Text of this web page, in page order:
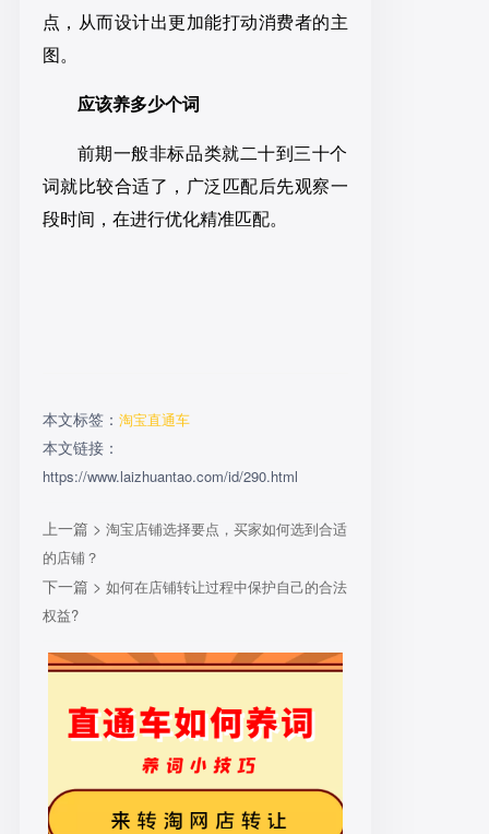
点，从而设计出更加能打动消费者的主
图。
应该养多少个词
前期一般非标品类就二十到三十个
词就比较合适了，广泛匹配后先观察一
段时间，在进行优化精准匹配。
本文标签： 淘宝直通车
本文链接：
https://www.laizhuantao.com/id/290.html
上一篇 > 淘宝店铺选择要点，买家如何选到合适
的店铺？
下一篇 > 如何在店铺转让过程中保护自己的合法
权益?